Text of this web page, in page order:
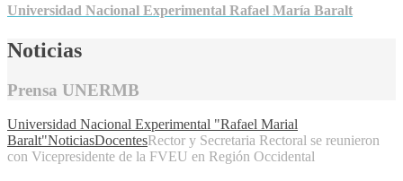
Universidad Nacional Experimental Rafael María Baralt
Noticias
Prensa UNERMB
Universidad Nacional Experimental "Rafael Marial
Baralt"NoticiasDocentesRector y Secretaria Rectoral se reunieron
con Vicepresidente de la FVEU en Región Occidental